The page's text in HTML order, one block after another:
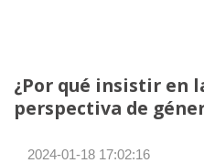
¿Por qué insistir en
perspectiva de
2024-01-18 17:02:16